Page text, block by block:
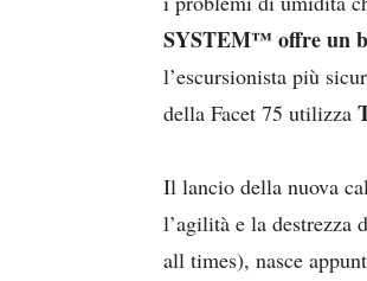
SYSTEM™ offre un
l’escursionista più
della Facet 75 utilizza
Il lancio della nuova
l’agilità e la destrezza
all times), nasce